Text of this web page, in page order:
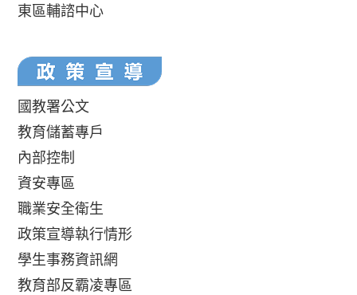
東區輔諮中心
國教署公文
教育儲蓄專戶
內部控制
資安專區
職業安全衛生
政策宣導執行情形
學生事務資訊網
教育部反霸凌專區